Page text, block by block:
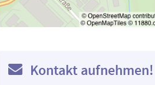
Kontakt aufnehmen!